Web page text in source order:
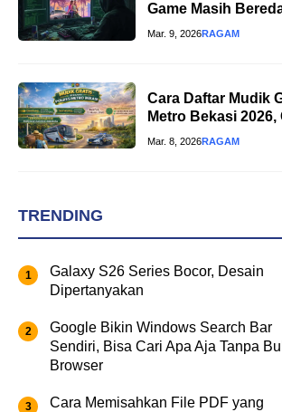
Game Masih
Mar. 9, 2026RAGAM
Cara Daftar Mudik
Metro Bekasi
Mar. 8, 2026RAGAM
TRENDING
Galaxy S26 Series Bocor, Desain
Dipertanyakan
Google Bikin Windows Search Bar
Sendiri, Bisa Cari Apa Aja Tanpa
Browser
Cara Memisahkan File PDF yang